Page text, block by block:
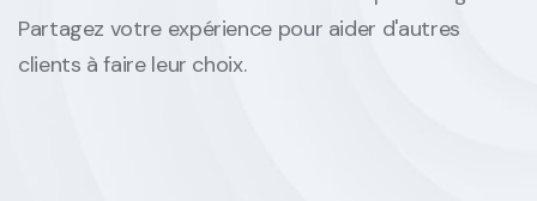
Partagez votre expérience pour aider d'autres
clients à faire leur choix.